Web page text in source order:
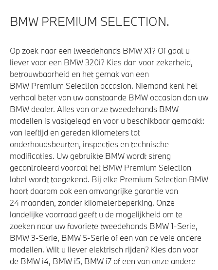
Aandrijving en onderstel
Kilometertacho
Laadkabel (Mode 3, 22kW)
Veiligheid
Actieve Voetgangersbescherming
Akoestische waarschuwing voor voetgangers
BMW PREMIUM SELECTION.
Op zoek naar een tweedehands BMW X1? Of gaat u
liever voor een BMW 320i? Kies dan voor zekerheid,
betrouwbaarheid en het gemak van een
BMW Premium Selection occasion. Niemand kent het
verhaal beter van uw aanstaande BMW occasion dan uw
BMW dealer. Alles van onze tweedehands BMW
modellen is vastgelegd en voor u beschikbaar gemaakt:
van leeftijd en gereden kilometers tot
onderhoudsbeurten, inspecties en technische
modificaties. Uw gebruikte BMW wordt streng
gecontroleerd voordat het BMW Premium Selection
label wordt toegekend. Bij elke Premium Selection BMW
hoort daarom ook een omvangrijke garantie van
24 maanden, zonder kilometerbeperking. Onze
landelijke voorraad geeft u de mogelijkheid om te
zoeken naar uw favoriete tweedehands BMW 1-Serie,
BMW 3-Serie, BMW 5-Serie of een van de vele andere
modellen. Wilt u liever elektrisch rijden? Kies dan voor
de BMW i4, BMW i5, BMW i7 of een van onze andere